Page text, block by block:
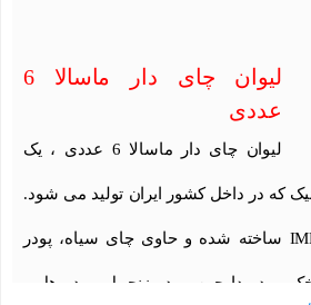
لیوان چای دار ماسالا 6
عددی
لیوان چای دار ماسالا 6 عددی ، یک
که در داخل کشور ایران تولید می شود.
این لیوان ها از جنس IML ساخته شده و حاوی چای سیاه، پودر
پودر دارچین، پودر زنجبیل، پودر هل و